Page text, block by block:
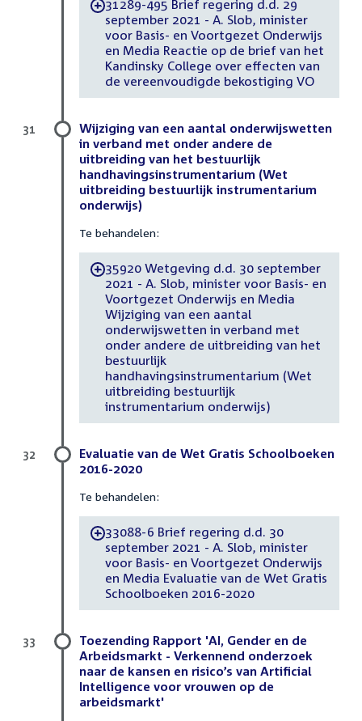
-31289-495 Brief regering d.d. 29
september 2021 - A. Slob, minister
voor Basis- en Voortgezet Onderwijs
en Media Reactie op de brief van het
Kandinsky College over effecten van
de vereenvoudigde bekostiging VO
Wijziging van een aantal onderwijswetten
in verband met onder andere de
uitbreiding van het bestuurlijk
handhavingsinstrumentarium (Wet
uitbreiding bestuurlijk instrumentarium
onderwijs)
Te behandelen:
-35920 Wetgeving d.d. 30 september
2021 - A. Slob, minister voor Basis- en
Voortgezet Onderwijs en Media
Wijziging van een aantal
onderwijswetten in verband met
onder andere de uitbreiding van het
bestuurlijk
handhavingsinstrumentarium (Wet
uitbreiding bestuurlijk
instrumentarium onderwijs)
31
Evaluatie van de Wet Gratis Schoolboeken
2016-2020
Te behandelen:
-33088-6 Brief regering d.d. 30
september 2021 - A. Slob, minister
voor Basis- en Voortgezet Onderwijs
en Media Evaluatie van de Wet Gratis
Schoolboeken 2016-2020
32
Toezending Rapport 'AI, Gender en de
Arbeidsmarkt - Verkennend onderzoek
naar de kansen en risico’s van Artificial
Intelligence voor vrouwen op de
arbeidsmarkt'
33